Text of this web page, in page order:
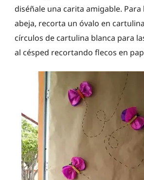
diséñale una carita amigable. Para
abeja, recorta un óvalo en
círculos de cartulina blanca para
al césped recortando flecos en